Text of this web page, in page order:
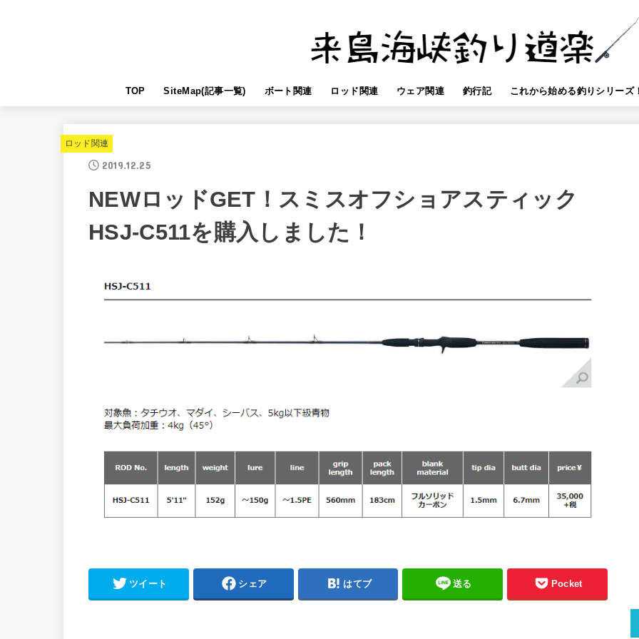
TOP SiteMap(記事一覧) ボート関連 ロッド関連 ウェア関連 釣行記 これから始める釣りシリーズ！
ロッド関連
2019.12.25
NEWロッドGET！スミスオフショアスティック
HSJ-C511を購入しました！
ツイート シェア はてブ 送る Pocket